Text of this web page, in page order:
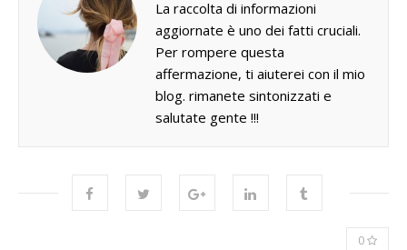
La raccolta di informazioni
aggiornate è uno dei fatti cruciali.
Per rompere questa
affermazione, ti aiuterei con il mio
blog. rimanete sintonizzati e
salutate gente !!!
0